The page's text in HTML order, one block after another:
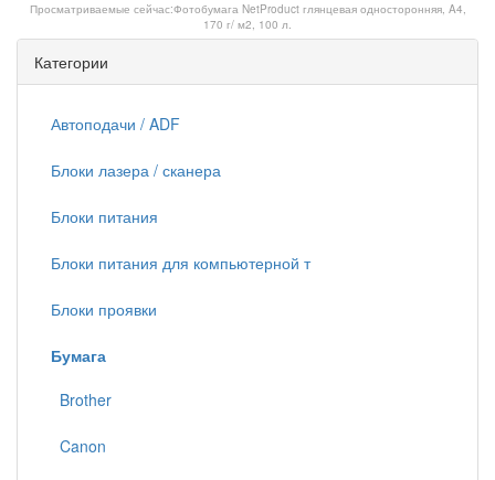
Просматриваемые сейчас:Фотобумага NetProduct глянцевая односторонняя, A4,
170 г/ м2, 100 л.
Категории
Автоподачи / ADF
Блоки лазера / сканера
Блоки питания
Блоки питания для компьютерной т
Блоки проявки
Бумага
Brother
Canon